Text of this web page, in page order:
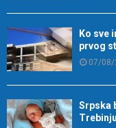
Ko sve
prvog
07/08/
Srpska